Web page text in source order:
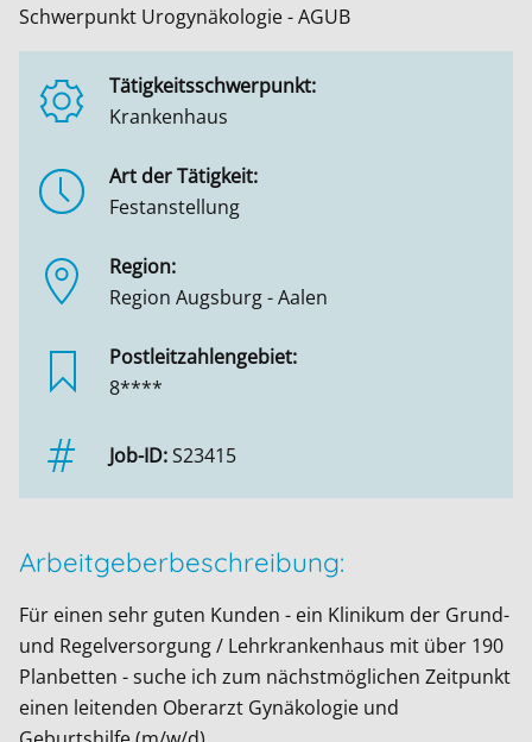
Schwerpunkt Urogynäkologie - AGUB
Tätigkeitsschwerpunkt:
Krankenhaus
Art der Tätigkeit:
Festanstellung
Region:
Region Augsburg - Aalen
Postleitzahlengebiet:
8****
Job-ID:S23415
Arbeitgeberbeschreibung:
Für einen sehr guten Kunden - ein Klinikum der Grund-
und Regelversorgung / Lehrkrankenhaus mit über 190
Planbetten - suche ich zum nächstmöglichen Zeitpunkt
einen leitenden Oberarzt Gynäkologie und